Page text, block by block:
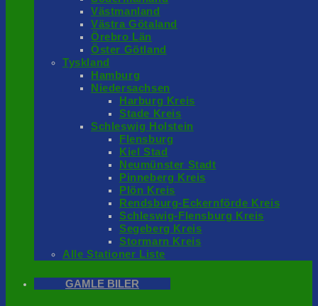
Västmanland
Västra Götaland
Örebro Län
Öster Götland
Tyskland
Hamburg
Niedersachsen
Harburg Kreis
Stade Kreis
Schleswig Holstein
Flensburg
Kiel Stad
Neumünster Stadt
Pinneberg Kreis
Plön Kreis
Rendsburg-Eckernförde Kreis
Schleswig-Flensburg Kreis
Segeberg Kreis
Stormarn Kreis
Alle Stationer Liste
GAMLE BILER